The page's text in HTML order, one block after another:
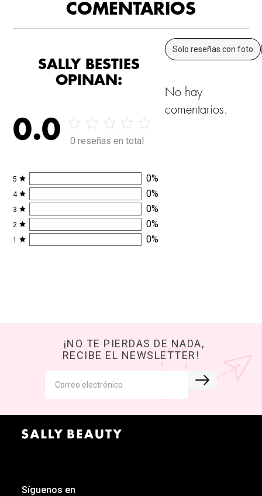
COMENTARIOS
SALLY BESTIES
OPINAN:
0.0 0 reseñas en total
5 0%
4 0%
3 0%
2 0%
1 0%
Solo reseñas con foto
No hay
comentarios.
¡NO TE PIERDAS DE NADA,
RECIBE EL NEWSLETTER!
Síguenos en